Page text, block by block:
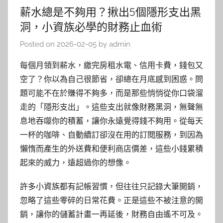
薪水總是不夠用？揪出5個隱形支出黑
洞，小資族必學的財務止血術
Posted on 2026-02-05 by admin
每個月領到薪水，繳完房租水電、信用卡費，錢包又
空了？你以為自己很節省，卻總在月底感到困惑。問
題可能不在於賺得不夠多，而是那些悄悄從你口袋溜
走的「隱形支出」。這些支出就像財務黑洞，無聲無
息地吞噬你的積蓄，讓你永遠覺得錢不夠用。從每天
一杯的咖啡、自動續訂卻沒在用的訂閱服務，到因為
懶惰而產生的外送費和便利商店價差，這些小錢累積
起來的威力，遠超過你的想像。
許多小資族都有記帳習慣，但往往只記錄大筆開銷，
忽略了這些零碎的日常花費。正是這些不被注意的開
銷，讓你的儲蓄計畫一再延後，財務自由遙不可及。